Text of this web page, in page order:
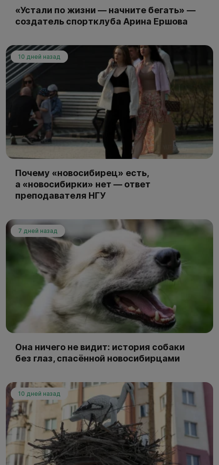
«Устали по жизни — начните бегать» —
создатель спортклуба Арина Ершова
10 дней назад
Почему «новосибирец» есть,
а «новосибирки» нет — ответ
преподавателя НГУ
7 дней назад
Она ничего не видит: история собаки
без глаз, спасённой новосибирцами
10 дней назад